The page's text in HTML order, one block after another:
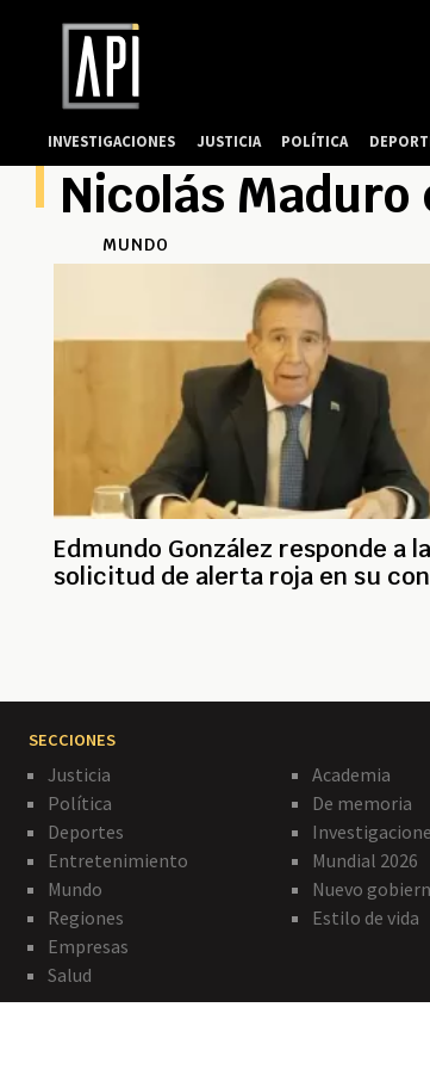
Nicolás Maduro
MUNDO
Edmundo González responde a la
solicitud de alerta roja en su
SECCIONES
Justicia
Política
Deportes
Entretenimiento
Mundo
Regiones
Empresas
Salud
Academia
De memoria
Mundial 2026
Nuevo
Estilo de vida
INVESTIGACIONES JUSTICIA POLÍTICA